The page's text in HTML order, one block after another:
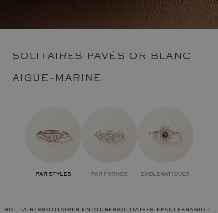
SOLITAIRES PAVÉS OR BLANC
AIGUE-MARINE
PAR STYLES PAR FORMES EMBLEMATIQUES
solitairessolitaires entouréssolitaires épaulésbagues